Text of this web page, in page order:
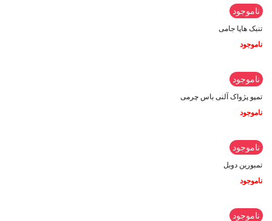
ناموجود
تنبک هاپا جامی
ناموجود
ناموجود
تمپو پژواک آلنی باس چرمی
ناموجود
ناموجود
تمبورین دوبل
ناموجود
ناموجود